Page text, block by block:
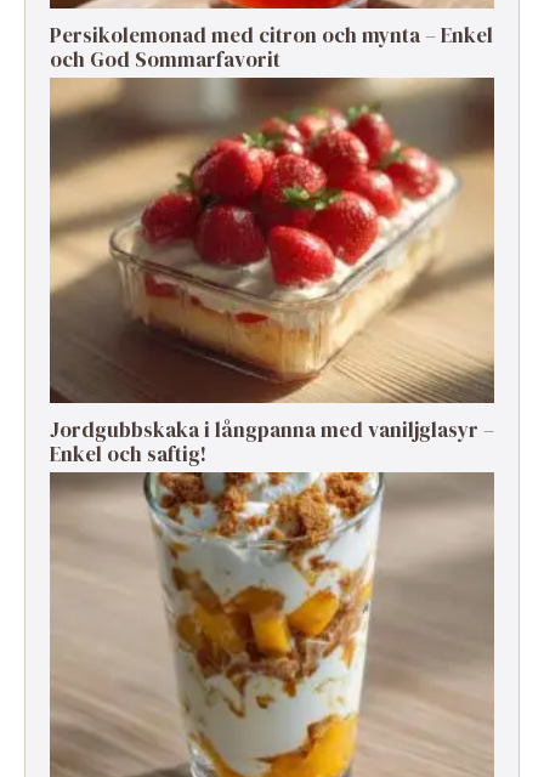
Persikolemonad med citron och mynta – Enkel
och God Sommarfavorit
Jordgubbskaka i långpanna med vaniljglasyr –
Enkel och saftig!